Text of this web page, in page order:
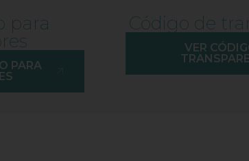
para
PARA
Código de
VER